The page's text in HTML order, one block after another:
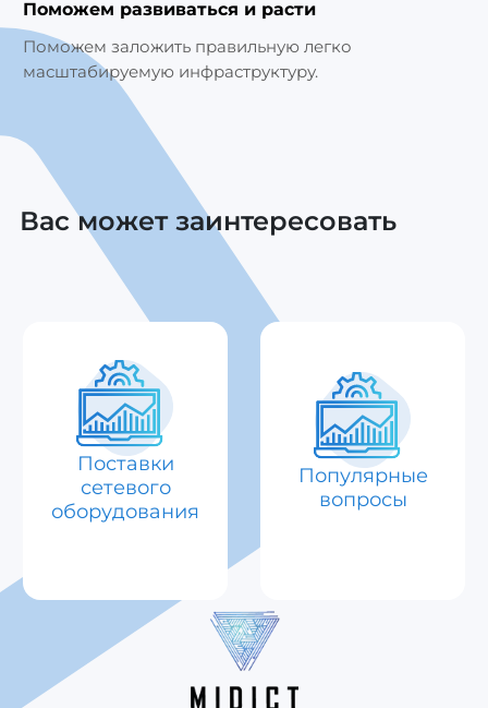
Поможем развиваться и расти
Поможем заложить правильную легко
масштабируемую инфраструктуру.
Вас может заинтересовать
Поставки
сетевого
оборудования
Популярные
вопросы